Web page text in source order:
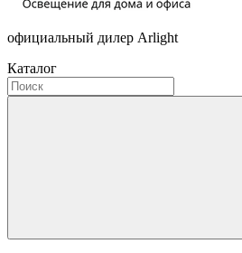
официальный дилер Arlight
Каталог